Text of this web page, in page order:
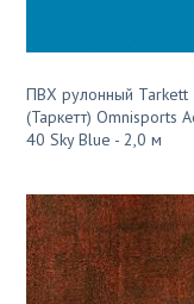
ПВХ рулонный Tarkett
(Таркетт) Omnisports
40 Sky Blue - 2,0 м